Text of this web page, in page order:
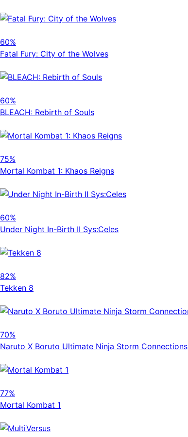
60%
Fatal Fury: City of the Wolves
60%
BLEACH: Rebirth of Souls
75%
Mortal Kombat 1: Khaos Reigns
60%
Under Night In-Birth II Sys:Celes
82%
Tekken 8
70%
Naruto X Boruto Ultimate Ninja Storm Connections
77%
Mortal Kombat 1